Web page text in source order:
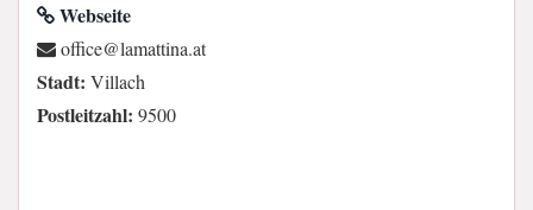
Webseite
ta.anittamal@eciffo
Stadt: Villach
Postleitzahl: 9500